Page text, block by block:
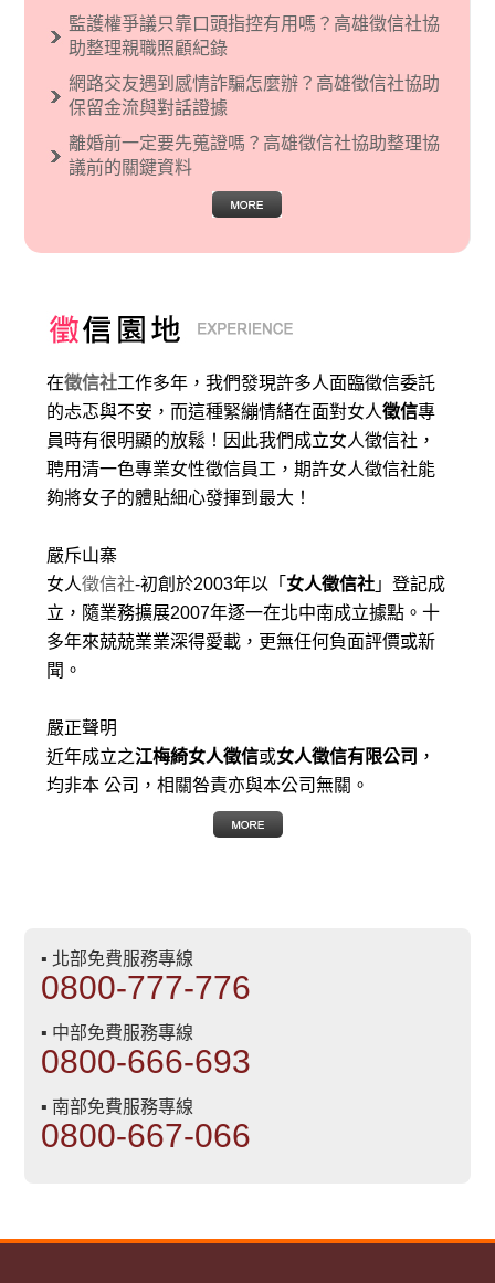
監護權爭議只靠口頭指控有用嗎？高雄徵信社協
助整理親職照顧紀錄
網路交友遇到感情詐騙怎麼辦？高雄徵信社協助
保留金流與對話證據
離婚前一定要先蒐證嗎？高雄徵信社協助整理協
議前的關鍵資料
在徵信社工作多年，我們發現許多人面臨徵信委託
的忐忑與不安，而這種緊繃情緒在面對女人徵信專
員時有很明顯的放鬆！因此我們成立女人徵信社，
聘用清一色專業女性徵信員工，期許女人徵信社能
夠將女子的體貼細心發揮到最大 ！
嚴斥山寨
女人徵信社-初創於2003年以「 女人徵信社 」登記成
立，隨業務擴展2007年逐一在北中南成立據點。十
多年來兢兢業業深得愛載，更無任何負面評價或新
聞。
嚴正聲明
近年成立之江梅綺女人徵信或女人徵信有限公司 ，
均非本 公司，相關咎責亦與本公司無關。
▪ 北部免費服務專線
0800-777-776
▪ 中部免費服務專線
0800-666-693
▪ 南部免費服務專線
0800-667-066